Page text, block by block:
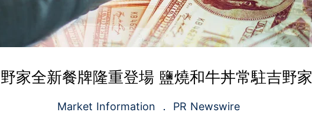
家全新餐牌隆重登場 鹽燒和牛丼常駐吉野家
Market Information PR Newswire